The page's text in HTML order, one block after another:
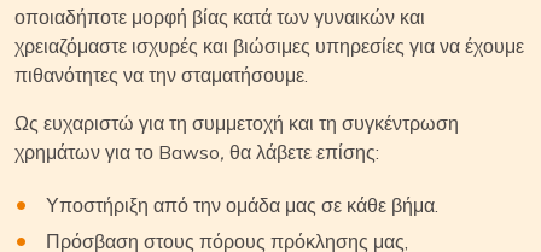
οποιαδήποτε μορφή βίας κατά των γυναικών και
χρειαζόμαστε ισχυρές και βιώσιμες υπηρεσίες για να έχουμε
πιθανότητες να την σταματήσουμε.
Ως ευχαριστώ για τη συμμετοχή και τη συγκέντρωση
χρημάτων για το Bawso, θα λάβετε επίσης:
Υποστήριξη από την ομάδα μας σε κάθε βήμα.
Πρόσβαση στους πόρους πρόκλησης μας,